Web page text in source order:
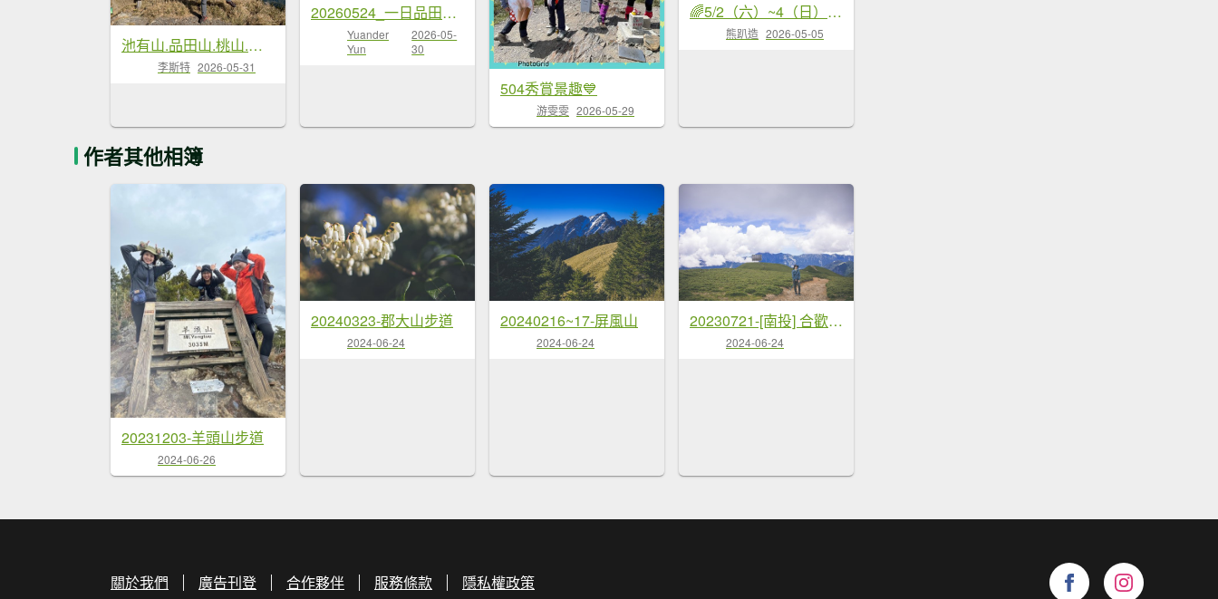
池有山.品田山.桃山.喀拉業山【武陵四秀 最硬的是…】
李斯特 2026-05-31
20260524_一日品田池有
Yuander
Yun
2026-05-
30
504秀賞景趣💙
游雯雯 2026-05-29
🌈5/2（六）~4（日）武陵四秀✨FB：熊熊趴爬走~歡迎加入🌈
熊趴造 2026-05-05
作者其他相簿
20231203-羊頭山步道
2024-06-26
20240323-郡大山步道
2024-06-24
20240216~17-屏風山
2024-06-24
20230721-[南投] 合歡北峰步道
2024-06-24
關於我們 廣告刊登 合作夥伴 服務條款 隱私權政策